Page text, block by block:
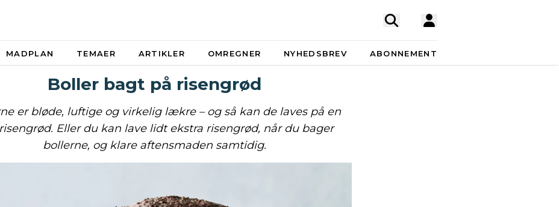
MADPLAN TEMAER ARTIKLER OMREGNER NYHEDSBREV ABONNEMENT
Boller bagt på risengrød
er bløde, luftige og virkelig lækre – og så kan de laves på en
Eller du kan lave lidt ekstra risengrød, når du bager
bollerne, og klare aftensmaden samtidig.